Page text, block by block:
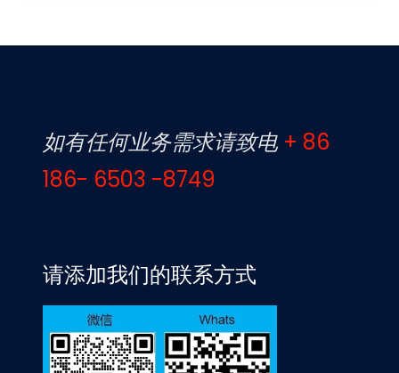
如有任何业务需求请致电 + 86
186- 6503 -8749
请添加我们的联系方式